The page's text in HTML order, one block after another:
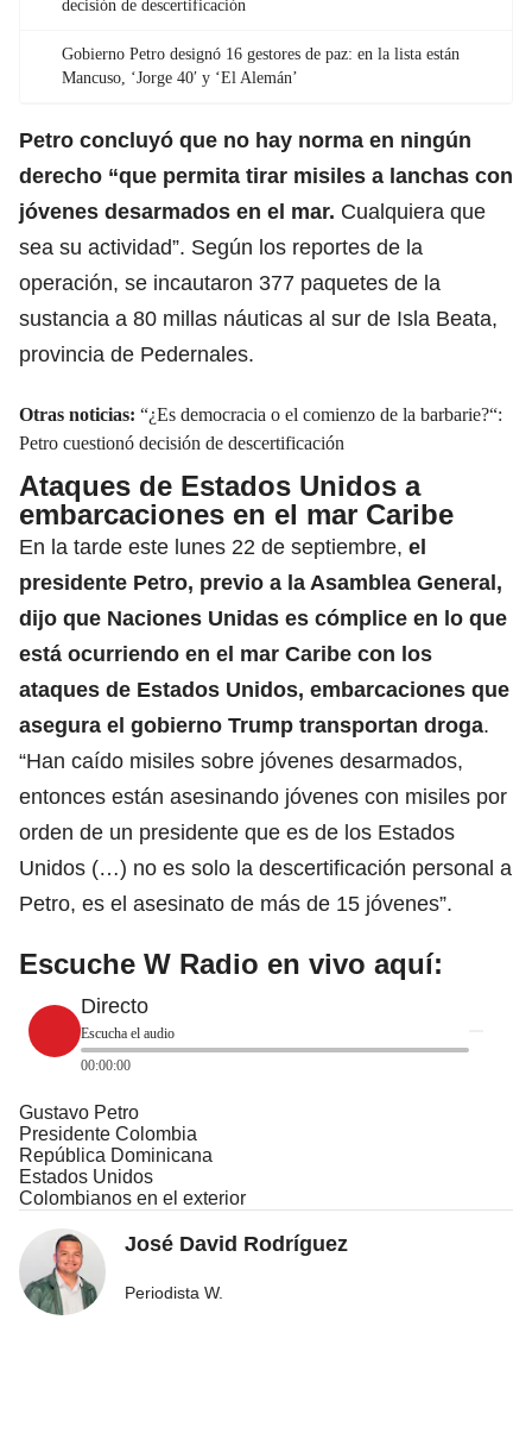
decisión de descertificación
Gobierno Petro designó 16 gestores de paz: en la lista están
Mancuso, ‘Jorge 40′ y ‘El Alemán’
Petro concluyó que no hay norma en ningún
derecho “que permita tirar misiles a lanchas con
jóvenes desarmados en el mar. Cualquiera que
sea su actividad”. Según los reportes de la
operación, se incautaron 377 paquetes de la
sustancia a 80 millas náuticas al sur de Isla Beata,
provincia de Pedernales.
Otras noticias: “¿Es democracia o el comienzo de la barbarie?“:
Petro cuestionó decisión de descertificación
Ataques de Estados Unidos a
embarcaciones en el mar Caribe
En la tarde este lunes 22 de septiembre, el
presidente Petro, previo a la Asamblea General,
dijo que Naciones Unidas es cómplice en lo que
está ocurriendo en el mar Caribe con los
ataques de Estados Unidos, embarcaciones que
asegura el gobierno Trump transportan droga.
“Han caído misiles sobre jóvenes desarmados,
entonces están asesinando jóvenes con misiles por
orden de un presidente que es de los Estados
Unidos (…) no es solo la descertificación personal a
Petro, es el asesinato de más de 15 jóvenes”.
Escuche W Radio en vivo aquí:
Directo
Escucha el audio
00:00:00
Gustavo Petro
Presidente Colombia
República Dominicana
Estados Unidos
Colombianos en el exterior
José David Rodríguez
Periodista W.